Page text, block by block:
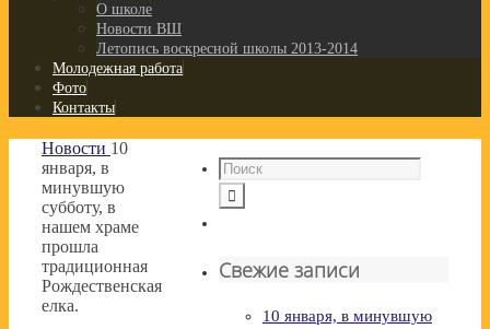
О школе
Новости ВШ
Летопись воскресной школы 2013-2014
Молодежная работа
Фото
Контакты
Новости 10
января, в
минувшую
субботу, в
нашем храме
прошла
традиционная
Рождественская
елка.
Свежие записи
10 января, в минувшую